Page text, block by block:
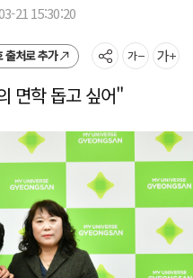
21 15:30:20
출처로 추가
면학 돕고 싶어"